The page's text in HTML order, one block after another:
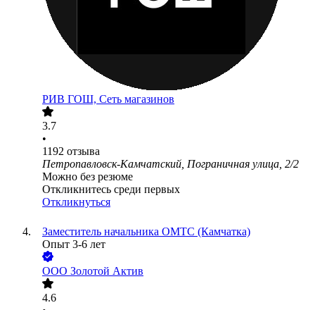
РИВ ГОШ, Сеть магазинов
3.7
•
1192 отзыва
Петропавловск-Камчатский, Пограничная улица, 2/2
Можно без резюме
Откликнитесь среди первых
Откликнуться
Заместитель начальника ОМТС (Камчатка)
Опыт 3-6 лет
ООО Золотой Актив
4.6